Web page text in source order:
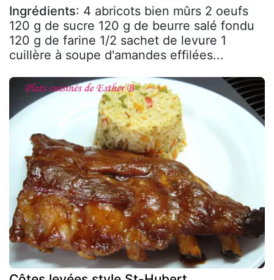
Ingrédients: 4 abricots bien mûrs 2 oeufs
120 g de sucre 120 g de beurre salé fondu
120 g de farine 1/2 sachet de levure 1
cuillère à soupe d'amandes effilées...